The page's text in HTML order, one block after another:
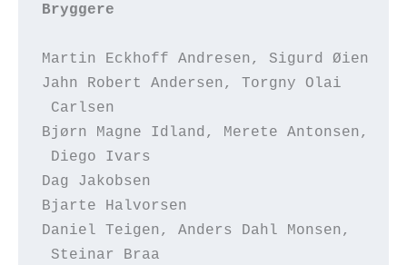
Bryggere
Martin Eckhoff Andresen, Sigurd Øien
Jahn Robert Andersen, Torgny
Carlsen
Bjørn Magne Idland, Merete
Diego Ivars
Dag Jakobsen
Bjarte Halvorsen
Daniel Teigen, Anders Dahl
Steinar Braa